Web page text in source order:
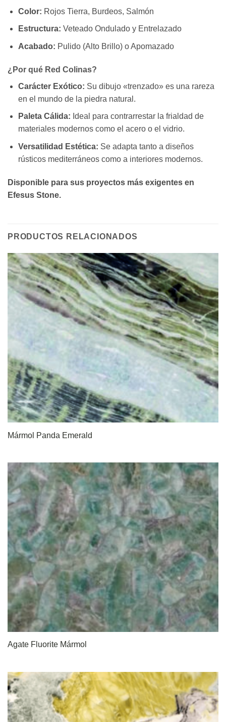
Color: Rojos Tierra, Burdeos, Salmón
Estructura: Veteado Ondulado y Entrelazado
Acabado: Pulido (Alto Brillo) o Apomazado
¿Por qué Red Colinas?
Carácter Exótico: Su dibujo «trenzado» es una rareza
en el mundo de la piedra natural.
Paleta Cálida: Ideal para contrarrestar la frialdad de
materiales modernos como el acero o el vidrio.
Versatilidad Estética: Se adapta tanto a diseños
rústicos mediterráneos como a interiores modernos.
Disponible para sus proyectos más exigentes en
Efesus Stone.
PRODUCTOS RELACIONADOS
Mármol Panda Emerald
Agate Fluorite Mármol